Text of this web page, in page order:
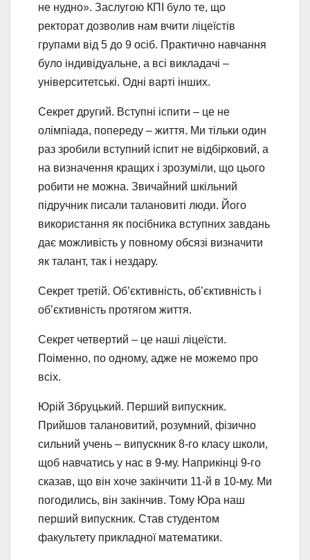
не нудно». Заслугою КПІ було те, що
ректорат дозволив нам вчити ліцеїстів
групами від 5 до 9 осіб. Практично навчання
було індивідуальне, а всі викладачі –
університетські. Одні варті інших.
Секрет другий. Вступні іспити – це не
олімпіада, попереду – життя. Ми тільки один
раз зробили вступний іспит не відбірковий, а
на визначення кращих і зрозуміли, що цього
робити не можна. Звичайний шкільний
підручник писали талановиті люди. Його
використання як посібника вступних завдань
дає можливість у повному обсязі визначити
як талант, так і нездару.
Секрет третій. Об’єктивність, об’єктивність і
об’єктивність протягом життя.
Секрет четвертий – це наші ліцеїсти.
Поіменно, по одному, адже не можемо про
всіх.
Юрій Збруцький. Перший випускник.
Прийшов талановитий, розумний, фізично
сильний учень – випускник 8-го класу школи,
щоб навчатись у нас в 9-му. Наприкінці 9-го
сказав, що він хоче закінчити 11-й в 10-му. Ми
погодились, він закінчив. Тому Юра наш
перший випускник. Став студентом
факультету прикладної математики.